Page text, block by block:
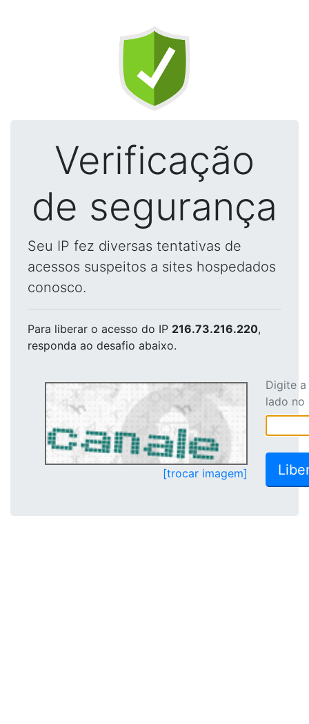
Verificação
de segurança
Seu IP fez diversas tentativas de
acessos suspeitos a sites hospedados
conosco.
Para liberar o acesso do IP 216.73.216.220,
responda ao desafio abaixo.
[trocar imagem]
Digite
lado no